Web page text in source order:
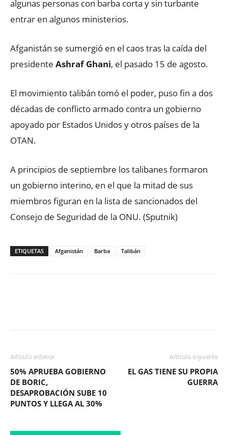
algunas personas con barba corta y sin turbante
entrar en algunos ministerios.
Afganistán se sumergió en el caos tras la caída del
presidente Ashraf Ghani, el pasado 15 de agosto.
El movimiento talibán tomó el poder, puso fin a dos
décadas de conflicto armado contra un gobierno
apoyado por Estados Unidos y otros países de la
OTAN.
A principios de septiembre los talibanes formaron
un gobierno interino, en el que la mitad de sus
miembros figuran en la lista de sancionados del
Consejo de Seguridad de la ONU. (Sputnik)
ETIQUETAS Afganistán Barba Talibán
Artículo anterior
50% APRUEBA GOBIERNO
DE BORIC,
DESAPROBACIÓN SUBE 10
PUNTOS Y LLEGA AL 30%
Artículo siguiente
EL GAS TIENE SU PROPIA
GUERRA